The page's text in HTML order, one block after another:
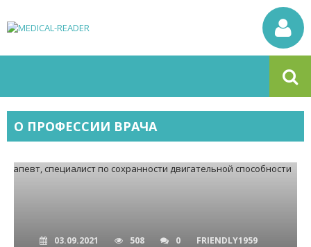
О ПРОФЕССИИ ВРАЧА
03.09.2021 508 0 FRIENDLY1959